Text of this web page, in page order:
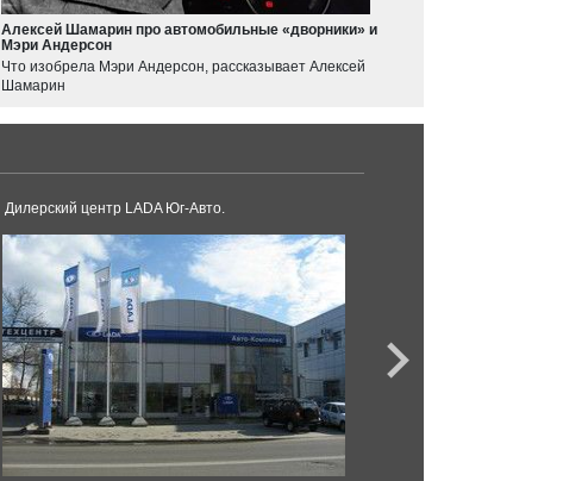
Алексей Шамарин про автомобильные «дворники» и
Мэри Андерсон
Что изобрела Мэри Андерсон, рассказывает Алексей
Шамарин
Дилерский центр LADA Юг-Авто.